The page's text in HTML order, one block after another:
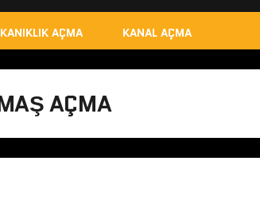
AÇMA KANAL AÇMA
AÇMA